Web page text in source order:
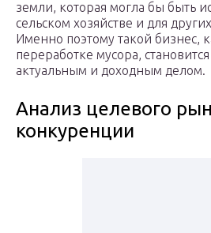
земли, которая могла бы быть
сельском хозяйстве и для
Именно поэтому такой бизнес,
переработке мусора,
актуальным и доходным делом.
Анализ целевого
конкуренции